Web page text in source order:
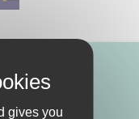
!
gives you